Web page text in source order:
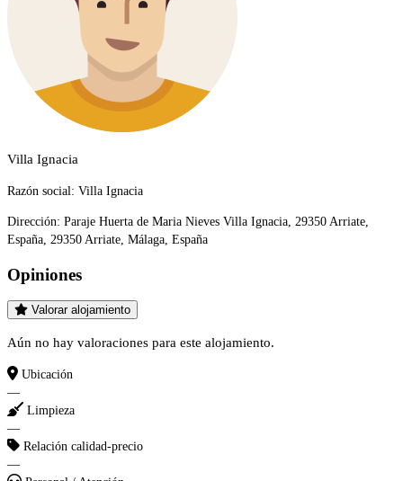
Villa Ignacia
Razón social: Villa Ignacia
Dirección: Paraje Huerta de Maria Nieves Villa Ignacia, 29350 Arriate,
España, 29350 Arriate, Málaga, España
Opiniones
Valorar alojamiento
Aún no hay valoraciones para este alojamiento.
Ubicación
—
Limpieza
—
Relación calidad-precio
—